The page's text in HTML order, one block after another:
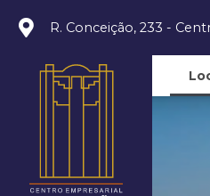
R. Conceição, 233 -